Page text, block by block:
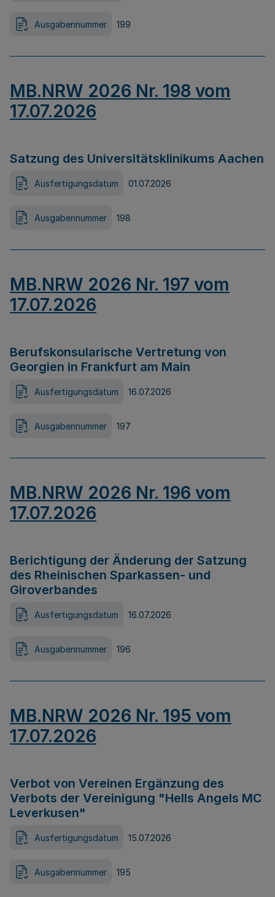
Ausgabennummer 199
MB.NRW 2026 Nr. 198 vom
17.07.2026
Satzung des Universitätsklinikums Aachen
Ausfertigungsdatum 01.07.2026
Ausgabennummer 198
MB.NRW 2026 Nr. 197 vom
17.07.2026
Berufskonsularische Vertretung von
Georgien in Frankfurt am Main
Ausfertigungsdatum 16.07.2026
Ausgabennummer 197
MB.NRW 2026 Nr. 196 vom
17.07.2026
Berichtigung der Änderung der Satzung
des Rheinischen Sparkassen- und
Giroverbandes
Ausfertigungsdatum 16.07.2026
Ausgabennummer 196
MB.NRW 2026 Nr. 195 vom
17.07.2026
Verbot von Vereinen Ergänzung des
Verbots der Vereinigung "Hells Angels MC
Leverkusen"
Ausfertigungsdatum 15.07.2026
Ausgabennummer 195